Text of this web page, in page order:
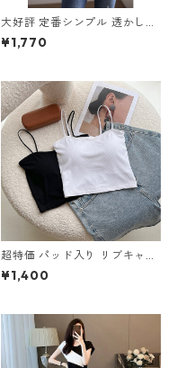
大好評 定番シンプル 透かし彫
り 半袖Tシャツ m-253
¥1,770
超特価 パッド入り リブキャミ
ソール m-446
¥1,400